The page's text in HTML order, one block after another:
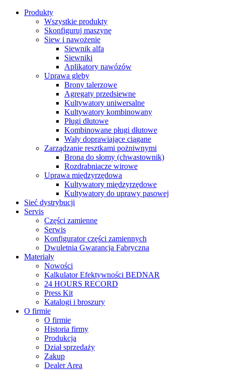
Produkty
Wszystkie produkty
Skonfiguruj maszynę
Siew i nawożenie
Siewnik alfa
Siewniki
Aplikatory nawózów
Uprawa gleby
Brony talerzowe
Agregaty przedsiewne
Kultywatory uniwersalne
Kultywatory kombinowany
Pługi dłutowe
Kombinowane pługi dłutowe
Wały doprawiające ciągane
Zarządzanie resztkami pożniwnymi
Brona do słomy (chwastownik)
Rozdrabniacze wirowe
Uprawa międzyrzędowa
Kultywatory międzyrzędowe
Kultywatory do uprawy pasowej
Sieć dystrybucji
Servis
Części zamienne
Serwis
Konfigurator części zamiennych
Dwuletnia Gwarancja Fabryczna
Materiały
Nowości
Kalkulator Efektywności BEDNAR
24 HOURS RECORD
Press Kit
Katalogi i broszury
O firmie
O firmie
Historia firmy
Produkcja
Dział sprzedaży
Zakup
Dealer Area